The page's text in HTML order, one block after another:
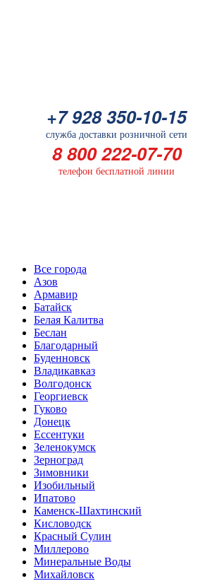
+7 928 350-10-15
служба доставки розничной сети
8 800 222-07-70
телефон бесплатной линии
служба доставки розничной сети
8 800 222-07-70
телефон бесплатной линии
Все города
Азов
Армавир
Батайск
Белая Калитва
Беслан
Благодарный
Буденновск
Владикавказ
Волгодонск
Георгиевск
Гуково
Донецк
Ессентуки
Зеленокумск
Зерноград
Зимовники
Изобильный
Ипатово
Каменск-Шахтинский
Кисловодск
Красный Сулин
Миллерово
Минеральные Воды
Михайловск